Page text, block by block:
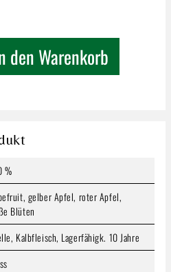
gewünschten Wert ein oder
den Warenkorb
| Riesling Großes
gewünschten Wert ein oder
den Warenkorb
%
gelber Apfel, roter Apfel,
Blüten
Kalbfleisch, Lagerfähigk. 10 Jahre